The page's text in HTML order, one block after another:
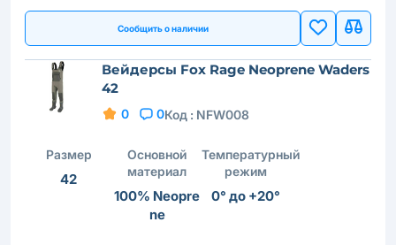
Сообщить о наличии
Вейдерсы Fox Rage Neoprene Waders
42
0 0Код : NFW008
Размер
42
Основной
материал
100% Neopre
ne
Температурный
режим
0° до +20°